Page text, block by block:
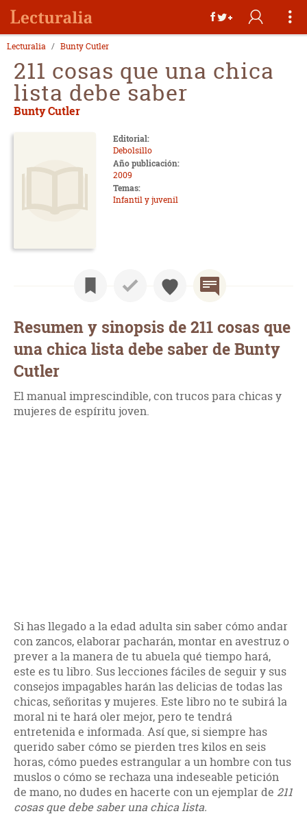
Lecturalia Bunty Cutler
211 cosas que una chica
lista debe saber
Bunty Cutler
Editorial:
Debolsillo
Año publicación:
2009
Temas:
Infantil y juvenil
Resumen y sinopsis de 211 cosas que
una chica lista debe saber de Bunty
Cutler
El manual imprescindible, con trucos para chicas y
mujeres de espíritu joven.
Si has llegado a la edad adulta sin saber cómo andar
con zancos, elaborar pacharán, montar en avestruz o
prever a la manera de tu abuela qué tiempo hará,
este es tu libro. Sus lecciones fáciles de seguir y sus
consejos impagables harán las delicias de todas las
chicas, señoritas y mujeres. Este libro no te subirá la
moral ni te hará oler mejor, pero te tendrá
entretenida e informada. Así que, si siempre has
querido saber cómo se pierden tres kilos en seis
horas, cómo puedes estrangular a un hombre con tus
muslos o cómo se rechaza una indeseable petición
de mano, no dudes en hacerte con un ejemplar de 211
cosas que debe saber una chica lista.